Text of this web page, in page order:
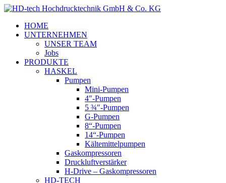
HOME
UNTERNEHMEN
UNSER TEAM
Jobs
PRODUKTE
HASKEL
Pumpen
Mini-Pumpen
4″-Pumpen
5 ¾″-Pumpen
G-Pumpen
8“-Pumpen
14“-Pumpen
Kältemittelpumpen
Gaskompressoren
Druckluftverstärker
H-Drive – Gaskompressoren
HD-TECH